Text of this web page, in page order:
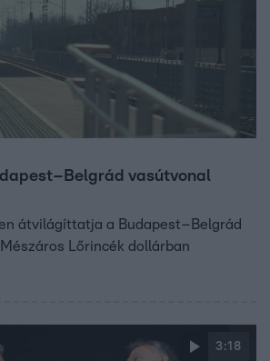
vasútvonal
átvilágíttatja a Budapest–Belgrád
Lőrincék dollárban
3:18